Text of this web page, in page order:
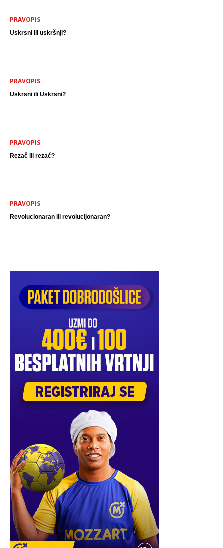
PRAVOPIS
Uskrsni ili uskršnji?
PRAVOPIS
Uskrsni ili Uskrsni?
PRAVOPIS
Rezač ili rezać?
PRAVOPIS
Revolucionaran ili revolucijonaran?